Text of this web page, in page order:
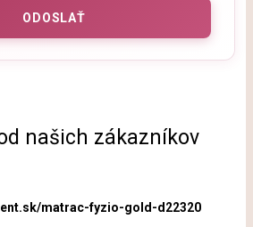
našich zákazníkov
matrac-fyzio-gold-d22320